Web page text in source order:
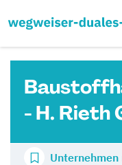
- H. Rieth